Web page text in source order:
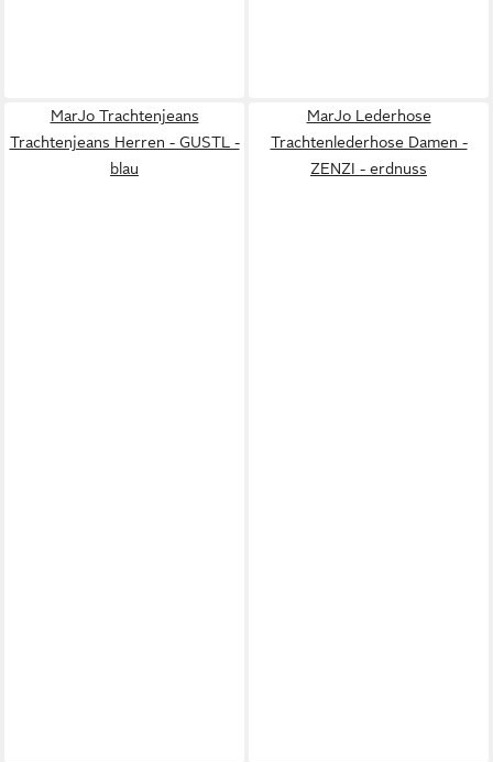
MarJo Trachtenjeans
Trachtenjeans Herren - GUSTL -
blau
MarJo Lederhose
Trachtenlederhose Damen -
ZENZI - erdnuss